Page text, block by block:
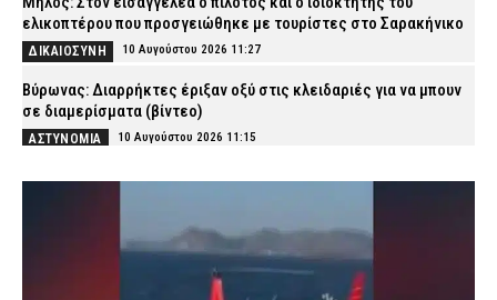
ελικοπτέρου που προσγειώθηκε με τουρίστες στο Σαρακήνικο
ΔΙΚΑΙΟΣΥΝΗ 10 Αυγούστου 2026 11:27
Βύρωνας: Διαρρήκτες έριξαν οξύ στις κλειδαριές για να μπουν
σε διαμερίσματα (βίντεο)
ΑΣΤΥΝΟΜΙΑ 10 Αυγούστου 2026 11:15
Φωτιά στον Κουβαρά Αττικής: Η στιγμή που ρεπόρτερ σώζει
10 Αυγούστου 2026 11:02
Συνελήφθη 53χρονος αλλοδαπός στο αεροδρόμιο της Αθήνας –
Καταζητούνταν στη Γαλλία για «ξέπλυμα» χρήματος και απάτες